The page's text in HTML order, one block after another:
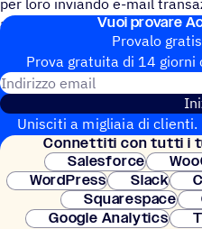
automatizzate. Vuoi provare
Provalo
Prova gratuita di 14 giorni
Unisciti a migliaia di
credito.
Connet­titi con tutti i
Salesforce
WordPress
Slack
Squarespace
Google Analytics